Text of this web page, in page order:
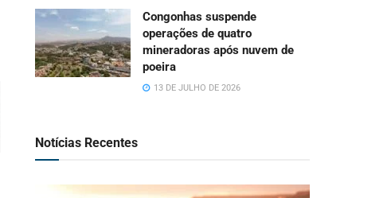
Congonhas suspende
operações de quatro
mineradoras após nuvem de
poeira
13 DE JULHO DE 2026
Notícias Recentes